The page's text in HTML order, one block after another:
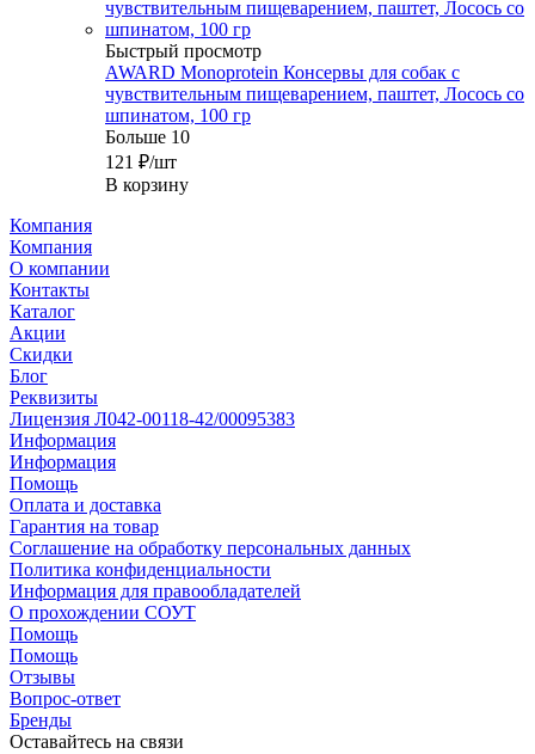
Быстрый просмотр
AWARD Monoprotein Консервы для собак с
чувствительным пищеварением, паштет, Лосось со
шпинатом, 100 гр
Больше 10
121 ₽/шт
В корзину
Компания
Компания
О компании
Контакты
Каталог
Акции
Скидки
Блог
Реквизиты
Лицензия Л042-00118-42/00095383
Информация
Информация
Помощь
Оплата и доставка
Гарантия на товар
Соглашение на обработку персональных данных
Политика конфиденциальности
Информация для правообладателей
О прохождении СОУТ
Помощь
Помощь
Отзывы
Вопрос-ответ
Бренды
Оставайтесь на связи